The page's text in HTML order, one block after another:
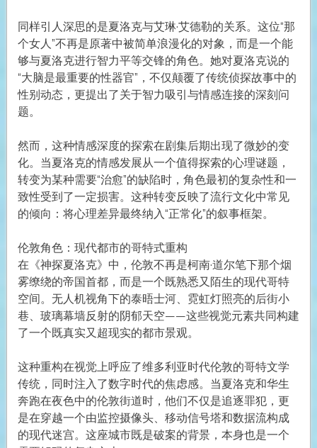
同样引人深思的是夏洛克与艾琳·艾德勒的关系。这位“那
个女人”不再是原著中被简单浪漫化的对象，而是一个能
够与夏洛克进行智力平等交锋的角色。她对夏洛克说的
“大脑是最重要的性器官”，不仅颠覆了传统侦探故事中的
性别动态，更提出了关于智力吸引与情感连接的深刻问
题。
然而，这种情感深度的探索在剧集后期出现了微妙的变
化。当夏洛克的情感发展从一个值得探索的心理谜题，
转变为某种需要“治愈”的缺陷时，角色最初的复杂性和一
致性受到了一定损害。这种转变反映了流行文化中常见
的倾向：将心理差异最终纳入“正常化”的叙事框架。
伦敦角色：现代都市的哥特式重构
在《神探夏洛克》中，伦敦不再是柯南·道尔笔下那个烟
雾缭绕的帝国首都，而是一个既熟悉又陌生的现代哥特
空间。无人机视角下的泰晤士河、霓虹灯照亮的后街小
巷、玻璃幕墙反射的阴郁天空——这些视觉元素共同构建
了一个既真实又超现实的都市景观。
这种重构在视觉上呼应了维多利亚时代伦敦的哥特文学
传统，同时注入了数字时代的焦虑感。当夏洛克和华生
奔跑在夜色中的伦敦街道时，他们不仅是追逐罪犯，更
是在穿越一个由监控摄像头、移动信号塔和数据流构成
的现代迷宫。这座城市既是破案的背景，本身也是一个